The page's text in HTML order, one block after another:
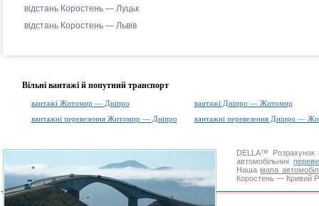
відстань Коростень — Луцьк
відстань Коростень — Львів
Вільні вантажі й попутний транспорт
вантажі Житомир — Дніпро
вантажі Дніпро — Житомир
вантажні перевезення Житомир — Дніпро
вантажні перевезення Дніпро —
DELLA™
Розрахунок
автомобільних
Нашамапа
Коростень — Кривий